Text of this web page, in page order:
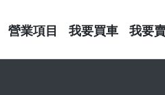
營業項目 我要買車 我要